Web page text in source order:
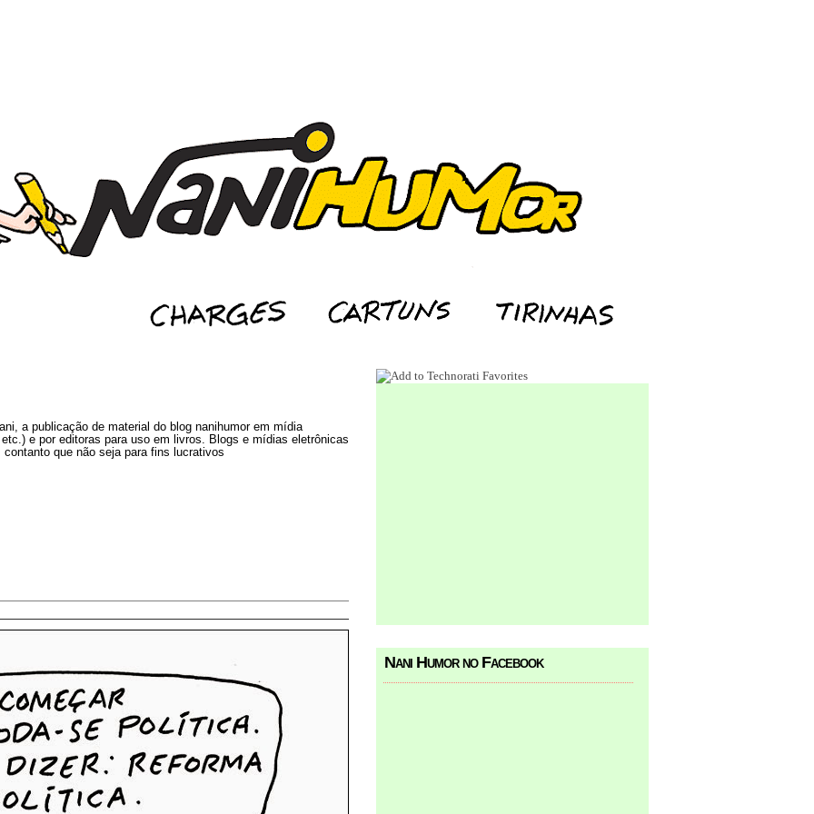
a publicação de material do blog nanihumor em mídia
e por editoras para uso em livros. Blogs e mídias eletrônicas
que não seja para fins lucrativos
Nani Humor no Facebook